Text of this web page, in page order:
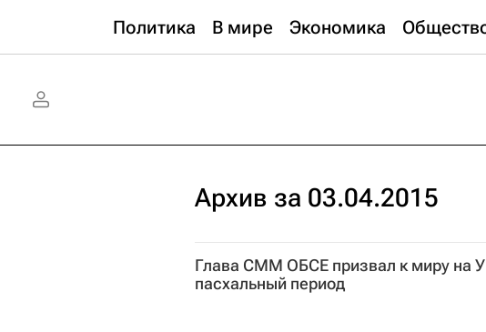
Политика В мире Экономика
Архив за 03.04.2015
Глава СММ ОБСЕ призвал к миру на
пасхальный период